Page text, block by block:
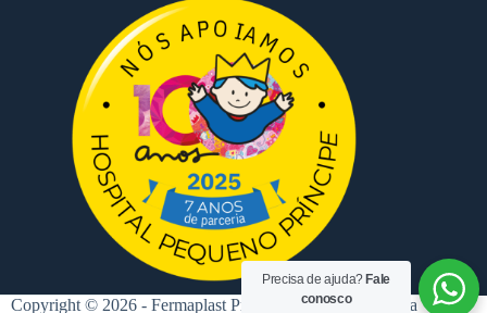
Copyright © 2026 - Fermaplast Projetos de Injeção Plástica
Precisa de ajuda? Fale
conosco